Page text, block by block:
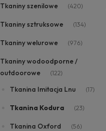
Tkaniny szenilowe (420)
Tkaniny sztruksowe (134)
Tkaniny welurowe (976)
Tkaniny wodoodporne /
outdoorowe
(122)
Tkanina Imitacja Lnu (17)
Tkanina Kodura (23)
Tkanina Oxford (56)